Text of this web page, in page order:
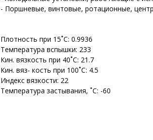
- Поршневые, винтовые, ротационные,
Плотность при 15˚С: 0.9936
Температура вспышки: 233
Кин. вязкость при 40˚С: 21.7
Кин. вяз- кость при 100˚С: 4.5
Индекс вязкости: 22
Температура застывания, ˚С: -60